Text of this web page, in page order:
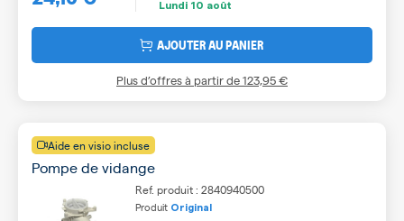
Lundi 10 août
AJOUTER AU PANIER
Plus d’offres à partir de123,95 €
Aide en visio incluse
Pompe de vidange
Ref. produit : 2840940500
Produit Original